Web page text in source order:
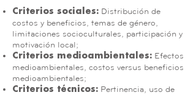
Criterios sociales: Distribución de
costos y beneficios, temas de género,
limitaciones socioculturales, participación y
motivación local;
Criterios medioambientales: Efectos
medioambientales, costos versus beneficios
medioambientales;
Criterios técnicos: Pertinencia, uso de